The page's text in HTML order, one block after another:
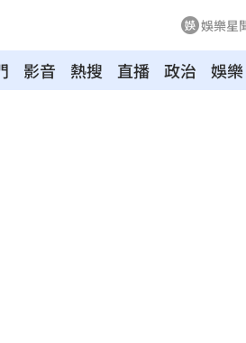
娛樂星
影音 熱搜 直播 政治 娛樂